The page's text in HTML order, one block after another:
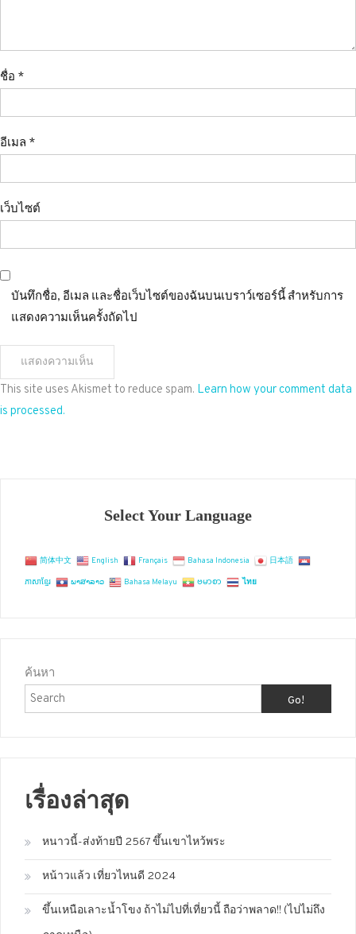
ชื่อ *
อีเมล *
เว็บไซต์
บันทึกชื่อ, อีเมล และชื่อเว็บไซต์ของฉันบนเบราว์เซอร์นี้ สำหรับการ
แสดงความเห็นครั้งถัดไป
This site uses Akismet to reduce spam. Learn how your comment data
is processed.
Select Your Language
简体中文 English Français Bahasa Indonesia 日本語
ភាសាខ្មែរ ພາສາລາວ Bahasa Melayu ဗမာစာ ไทย
ค้นหา
Go!
เรื่องล่าสุด
หนาวนี้-ส่งท้ายปี 2567 ขึ้นเขาไหว้พระ
หน้าวแล้ว เที่ยวไหนดี 2024
ขึ้นเหนือเลาะน้ำโขง ถ้าไม่ไปที่เที่ยวนี้ ถือว่าพลาด!! (ไปไม่ถึง